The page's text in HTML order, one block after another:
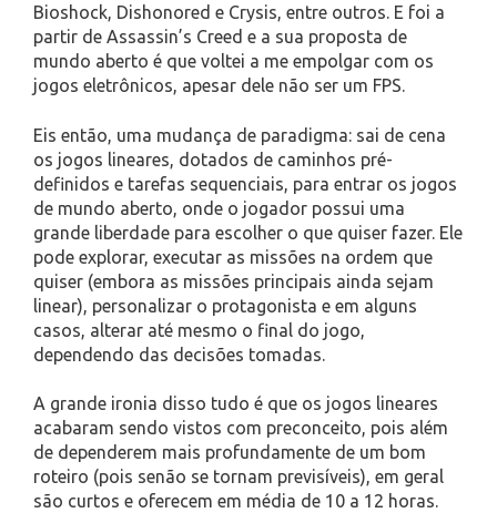
Bioshock, Dishonored e Crysis, entre outros. E foi a
partir de Assassin’s Creed e a sua proposta de
mundo aberto é que voltei a me empolgar com os
jogos eletrônicos, apesar dele não ser um FPS.
Eis então, uma mudança de paradigma: sai de cena
os jogos lineares, dotados de caminhos pré-
definidos e tarefas sequenciais, para entrar os jogos
de mundo aberto, onde o jogador possui uma
grande liberdade para escolher o que quiser fazer. Ele
pode explorar, executar as missões na ordem que
quiser (embora as missões principais ainda sejam
linear), personalizar o protagonista e em alguns
casos, alterar até mesmo o final do jogo,
dependendo das decisões tomadas.
A grande ironia disso tudo é que os jogos lineares
acabaram sendo vistos com preconceito, pois além
de dependerem mais profundamente de um bom
roteiro (pois senão se tornam previsíveis), em geral
são curtos e oferecem em média de 10 a 12 horas.